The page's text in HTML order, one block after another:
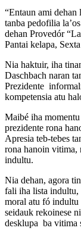
“Entaun ami
tanba pedofilia
dehan Provedór
Pantai kelapa,
Nia haktuir, iha
Daschbach naran
Prezidente
kompetensia atu
Maibé iha momentu
prezidente rona
Apresia teb-tebes
rona hanoin vitima,
indultu.
Nia dehan, agora
fali iha lista indultu,
moral atu fó indultu
seidauk rekoinese
desklupa ba vitima